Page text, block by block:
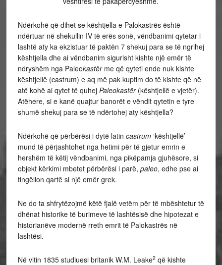
Ndërkohë që dihet se kështjella e Palokastrës është
ndërtuar në shekullin IV të erës sonë, vëndbanimi qytetar i
lashtë aty ka ekzistuar të paktën 7 shekuj para se të ngrihej
kështjella dhe ai vëndbanim sigurisht kishte një emër të
ndryshëm nga Paleokastërme që qyteti ende nuk kishte
kështjellë (castrum) e aq më pak kuptim do të kishte që në
atë kohë ai qytet të quhej Paleokastër (kështjellë e vjetër).
Atëhere, si e kanë quajtur banorët e vëndit qytetin e tyre
shumë shekuj para se të ndërtohej aty kështjella?
Ndërkohë që përbërësi i dytë latin castrum‘kështjellë’
mund të përjashtohet nga hetimi për të gjetur emrin e
hershëm të këtij vëndbanimi, nga pikëpamja gjuhësore, si
objekt kërkimi mbetet përbërësi i parë, paleo, edhe pse ai
tingëllon qartë si një emër grek.
Ne do ta shfrytëzojmë këtë fjalë vetëm për të mbështetur të
dhënat historike të burimeve të lashtësisë dhe hipotezat e
historianëve modernë rreth emrit të Palokastrës në
lashtësi.
Në vitin 1835 studiuesi britanik W.M. Leake2që kishte